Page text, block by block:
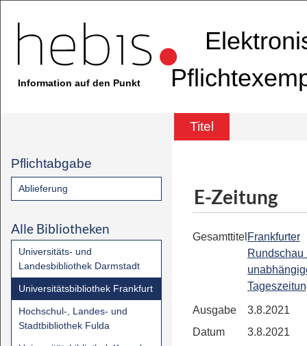
Information auf den Punkt
Titel
Pflichtabgabe
Ablieferung
Alle Bibliotheken
Universitäts- und
Landesbibliothek Darmstadt
Universitätsbibliothek Frankfurt
Hochschul-, Landes- und
Stadtbibliothek Fulda
E-Zeitung
Gesamttitel Frankfurter
Rundschau
Ausgabe
3.8.2021
Datum
3.8.2021